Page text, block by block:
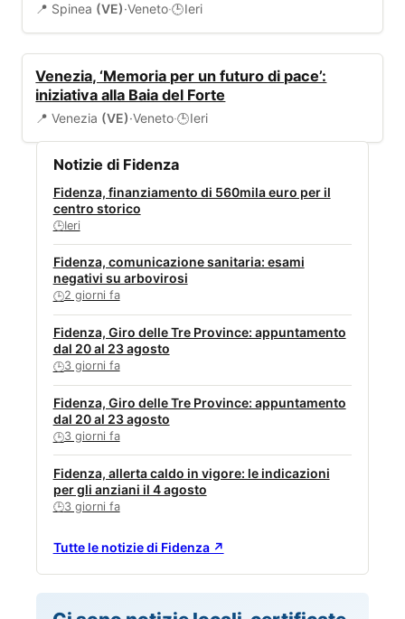
📍 Spinea (VE)·Veneto·🕒Ieri
Venezia, ‘Memoria per un futuro di pace’:
iniziativa alla Baia del Forte
📍 Venezia (VE)·Veneto·🕒Ieri
Notizie di Fidenza
Fidenza, finanziamento di 560mila euro per il
centro storico
🕒Ieri
Fidenza, comunicazione sanitaria: esami
negativi su arbovirosi
🕒2 giorni fa
Fidenza, Giro delle Tre Province: appuntamento
dal 20 al 23 agosto
🕒3 giorni fa
Fidenza, Giro delle Tre Province: appuntamento
dal 20 al 23 agosto
🕒3 giorni fa
Fidenza, allerta caldo in vigore: le indicazioni
per gli anziani il 4 agosto
🕒3 giorni fa
Tutte le notizie di Fidenza ↗